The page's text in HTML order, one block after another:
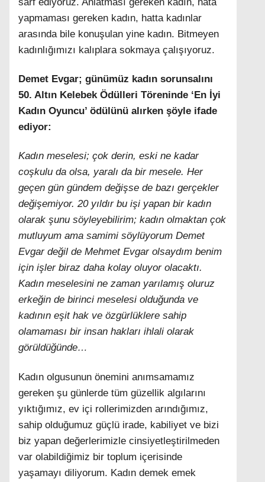
yapmaması gereken kadın, hatta kadınlar
arasında bile konuşulan yine kadın. Bitmeyen
kadınlığımızı kalıplara sokmaya çalışıyoruz.
Demet Evgar; günümüz kadın sorunsalını
50. Altın Kelebek Ödülleri Töreninde ‘En İyi
Kadın Oyuncu’ ödülünü alırken şöyle ifade
ediyor:
Kadın meselesi; çok derin, eski ne kadar
coşkulu da olsa, yaralı da bir mesele. Her
geçen gün gündem değişse de bazı gerçekler
değişemiyor. 20 yıldır bu işi yapan bir kadın
olarak şunu söyleyebilirim; kadın olmaktan çok
mutluyum ama samimi söylüyorum Demet
Evgar değil de Mehmet Evgar olsaydım benim
için işler biraz daha kolay oluyor olacaktı.
Kadın meselesini ne zaman yarılamış oluruz
erkeğin de birinci meselesi olduğunda ve
kadının eşit hak ve özgürlüklere sahip
olamaması bir insan hakları ihlali olarak
görüldüğünde…
Kadın olgusunun önemini anımsamamız
gereken şu günlerde tüm güzellik algılarını
yıktığımız, ev içi rollerimizden arındığımız,
sahip olduğumuz güçlü irade, kabiliyet ve bizi
biz yapan değerlerimizle cinsiyetleştirilmeden
var olabildiğimiz bir toplum içerisinde
yaşamayı diliyorum. Kadın demek emek